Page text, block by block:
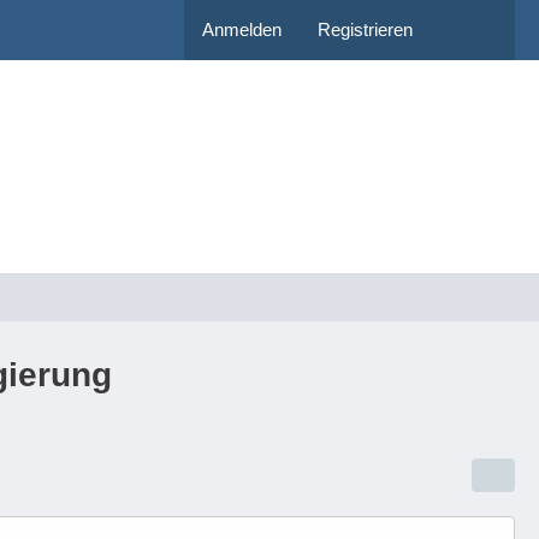
Anmelden Registrieren